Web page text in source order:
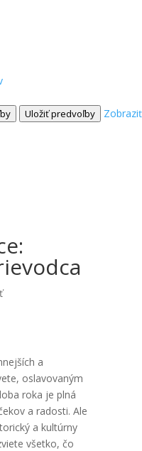
Uložiť predvoľby
Zobraziť
a
oslavovaným
roka je plná
a radosti. Ale
a kultúrny
všetko, čo